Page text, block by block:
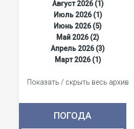
Август 2026 (1)
Июль 2026 (1)
Июнь 2026 (5)
Май 2026 (2)
Апрель 2026 (3)
Март 2026 (1)
Показать / скрыть весь архив
ПОГОДА